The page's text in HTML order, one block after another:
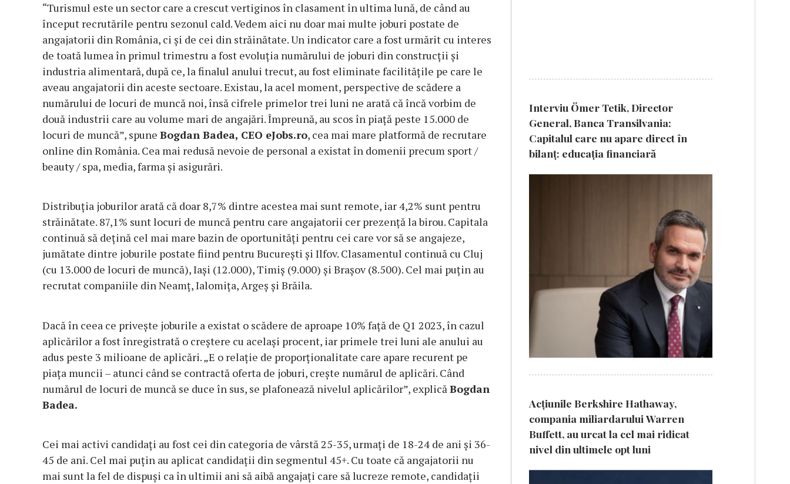
“Turismul este un sector care a crescut vertiginos în clasament în ultima lună, de când au
început recrutările pentru sezonul cald. Vedem aici nu doar mai multe joburi postate de
angajatorii din România, ci și de cei din străinătate. Un indicator care a fost urmărit cu interes
de toată lumea în primul trimestru a fost evoluția numărului de joburi din construcții și
industria alimentară, după ce, la finalul anului trecut, au fost eliminate facilitățile pe care le
aveau angajatorii din aceste sectoare. Existau, la acel moment, perspective de scădere a
numărului de locuri de muncă noi, însă cifrele primelor trei luni ne arată că încă vorbim de
două industrii care au volume mari de angajări. Împreună, au scos în piață peste 15.000 de
locuri de muncă”, spune Bogdan Badea, CEO eJobs.ro, cea mai mare platformă de recrutare
online din România. Cea mai redusă nevoie de personal a existat în domenii precum sport /
beauty / spa, media, farma și asigurări.
Distribuția joburilor arată că doar 8,7% dintre acestea mai sunt remote, iar 4,2% sunt pentru
străinătate. 87,1% sunt locuri de muncă pentru care angajatorii cer prezență la birou. Capitala
continuă să dețină cel mai mare bazin de oportunități pentru cei care vor să se angajeze,
jumătate dintre joburile postate fiind pentru București și Ilfov. Clasamentul continuă cu Cluj
(cu 13.000 de locuri de muncă), Iași (12.000), Timiș (9.000) și Brașov (8.500). Cel mai puțin au
recrutat companiile din Neamț, Ialomița, Argeș și Brăila.
Dacă în ceea ce privește joburile a existat o scădere de aproape 10% față de Q1 2023, în cazul
aplicărilor a fost înregistrată o creștere cu același procent, iar primele trei luni ale anului au
adus peste 3 milioane de aplicări. „E o relație de proporționalitate care apare recurent pe
piața muncii – atunci când se contractă oferta de joburi, crește numărul de aplicări. Când
numărul de locuri de muncă se duce în sus, se plafonează nivelul aplicărilor”, explicăBogdan
Badea.
Cei mai activi candidați au fost cei din categoria de vârstă 25-35, urmați de 18-24 de ani și 36-
45 de ani. Cel mai puțin au aplicat candidații din segmentul 45+. Cu toate că angajatorii nu
mai sunt la fel de dispuși ca în ultimii ani să aibă angajați care să lucreze remote, candidații
Interviu Ömer Tetik, Director
General, Banca Transilvania:
Capitalul care nu apare direct în
bilanț: educația financiară
Acțiunile Berkshire Hathaway,
compania miliardarului Warren
Buffett, au urcat la cel mai ridicat
nivel din ultimele opt luni